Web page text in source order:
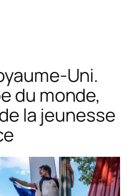
Uni.
du monde,
la jeunesse